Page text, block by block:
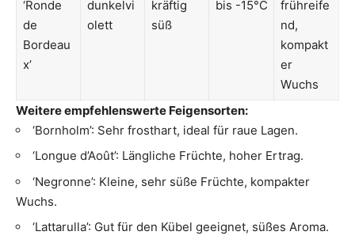
‘Ronde
de
Bordeau
x’
dunkelvi
olett
kräftig
süß
bis -15°C
frühreife
nd,
kompakt
er
Wuchs
Weitere empfehlenswerte Feigensorten:
‘Bornholm’: Sehr frosthart, ideal für raue Lagen.
‘Longue d’Août’: Längliche Früchte, hoher Ertrag.
‘Negronne’: Kleine, sehr süße Früchte, kompakter
Wuchs.
‘Lattarulla’: Gut für den Kübel geeignet, süßes Aroma.